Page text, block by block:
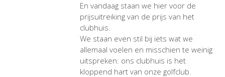
En vandaag staan we hier voor de
prijsuitreiking van de prijs van het
clubhuis.
We staan even stil bij iets wat we
allemaal voelen en misschien te weinig
uitspreken: ons clubhuis is het
kloppend hart van onze golfclub.